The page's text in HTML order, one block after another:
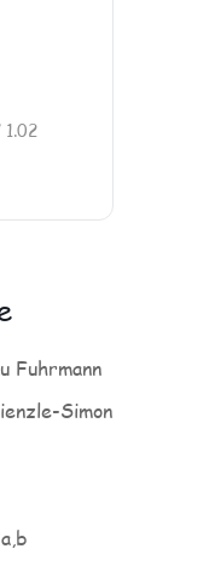
1.02
Fuhrmann
Simon